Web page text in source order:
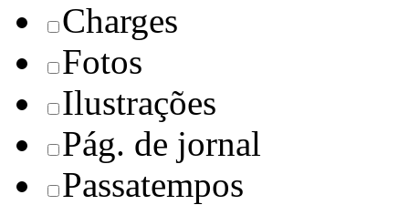
Charges
Fotos
Ilustrações
Pág. de jornal
Passatempos